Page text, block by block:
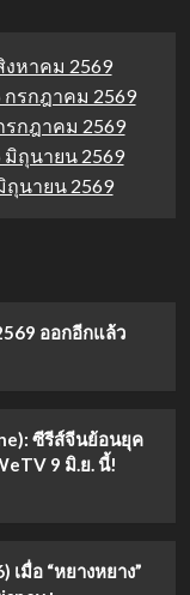
งหาคม 2569
กรกฎาคม 2569
รกฎาคม 2569
มิถุนายน 2569
ถุนายน 2569
ออกอีกแล้ว
ซีรีส์จีนย้อนยุค
9 มิ.ย. นี้!
มื่อ “หยางหยาง”